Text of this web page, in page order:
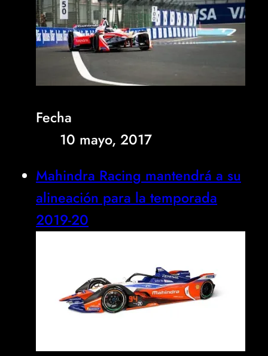
Fecha
10 mayo, 2017
Mahindra Racing mantendrá a su
alineación para la temporada
2019-20